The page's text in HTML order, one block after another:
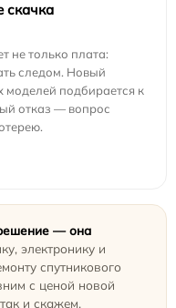
скачка
не только плата:
следом. Новый
подбирается к
отказ — вопрос
— она
электронику и
спутникового
с ценой новой
и скажем.